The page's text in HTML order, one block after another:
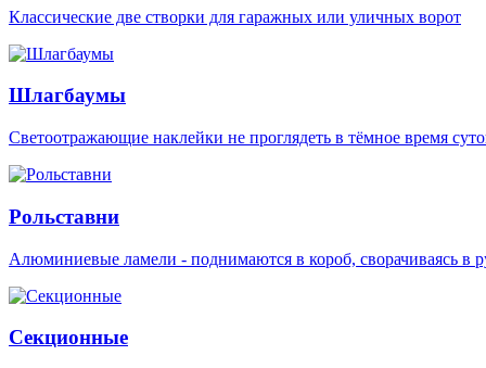
Классические две створки для гаражных или уличных ворот
Шлагбаумы
Светоотражающие наклейки не проглядеть в тёмное время
Рольставни
Алюминиевые ламели - поднимаются в короб, сворачиваясь в
Секционные